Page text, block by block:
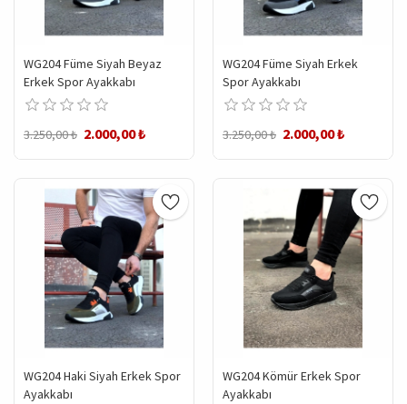
WG204 Füme Siyah Beyaz
Erkek Spor Ayakkabı
3.250,00 ₺ 2.000,00 ₺
WG204 Füme Siyah Erkek
Spor Ayakkabı
3.250,00 ₺ 2.000,00 ₺
WG204 Haki Siyah Erkek Spor
Ayakkabı
WG204 Kömür Erkek Spor
Ayakkabı